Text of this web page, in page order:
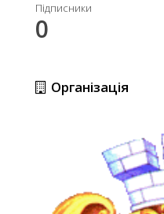
Підписники
0
Організація